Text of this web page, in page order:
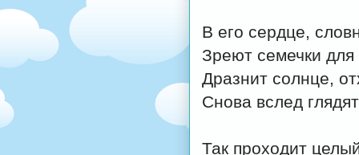
В его сердце,
Зреют семечки для
Дразнит солнце,
Снова вслед
Так проходит